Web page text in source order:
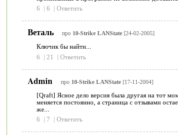
6
| 6 | Ответить
Веталь про 10-Strike LANState [24-02-2005]
Ключик бы найти...
6
| 21 | Ответить
Admin про 10-Strike LANState [17-11-2004]
[Qraft] Ясное дело версия была другая на тот
меняется постоянно, а страница с отзывами
же...
6
| 7 | Ответить